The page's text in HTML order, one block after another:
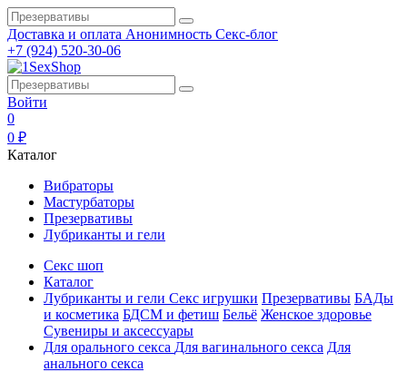
Доставка и оплата Анонимность Секс-блог
+7 (924) 520-30-06
Войти
0
0 ₽
Каталог
Вибраторы
Мастурбаторы
Презервативы
Лубриканты и гели
Секс шоп
Каталог
Лубриканты и гели Секс игрушки Презервативы БАДы
и косметика БДСМ и фетиш Бельё Женское здоровье
Сувениры и аксессуары
Для орального секса Для вагинального секса Для
анального секса